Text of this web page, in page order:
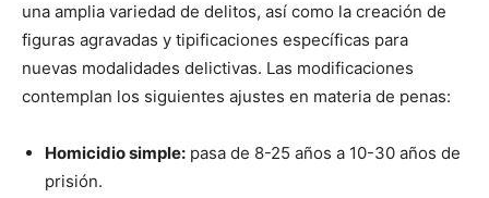
una amplia variedad de delitos, así como la creación de
figuras agravadas y tipificaciones específicas para
nuevas modalidades delictivas. Las modificaciones
contemplan los siguientes ajustes en materia de penas:
Homicidio simple: pasa de 8-25 años a 10-30 años de
prisión.